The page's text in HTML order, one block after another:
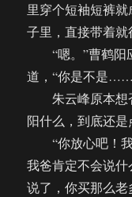
里穿个短袖短裤
子里，直接带着
“嗯。”曹鹤阳
道，“你是不是
朱云峰原本想
阳什么，到底还
“你放心吧！我
我爸肯定不会说
说了，你买那么老